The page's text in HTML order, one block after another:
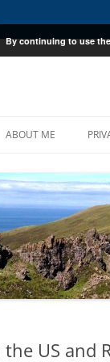
ABOUT ME
US and
By continuing to use